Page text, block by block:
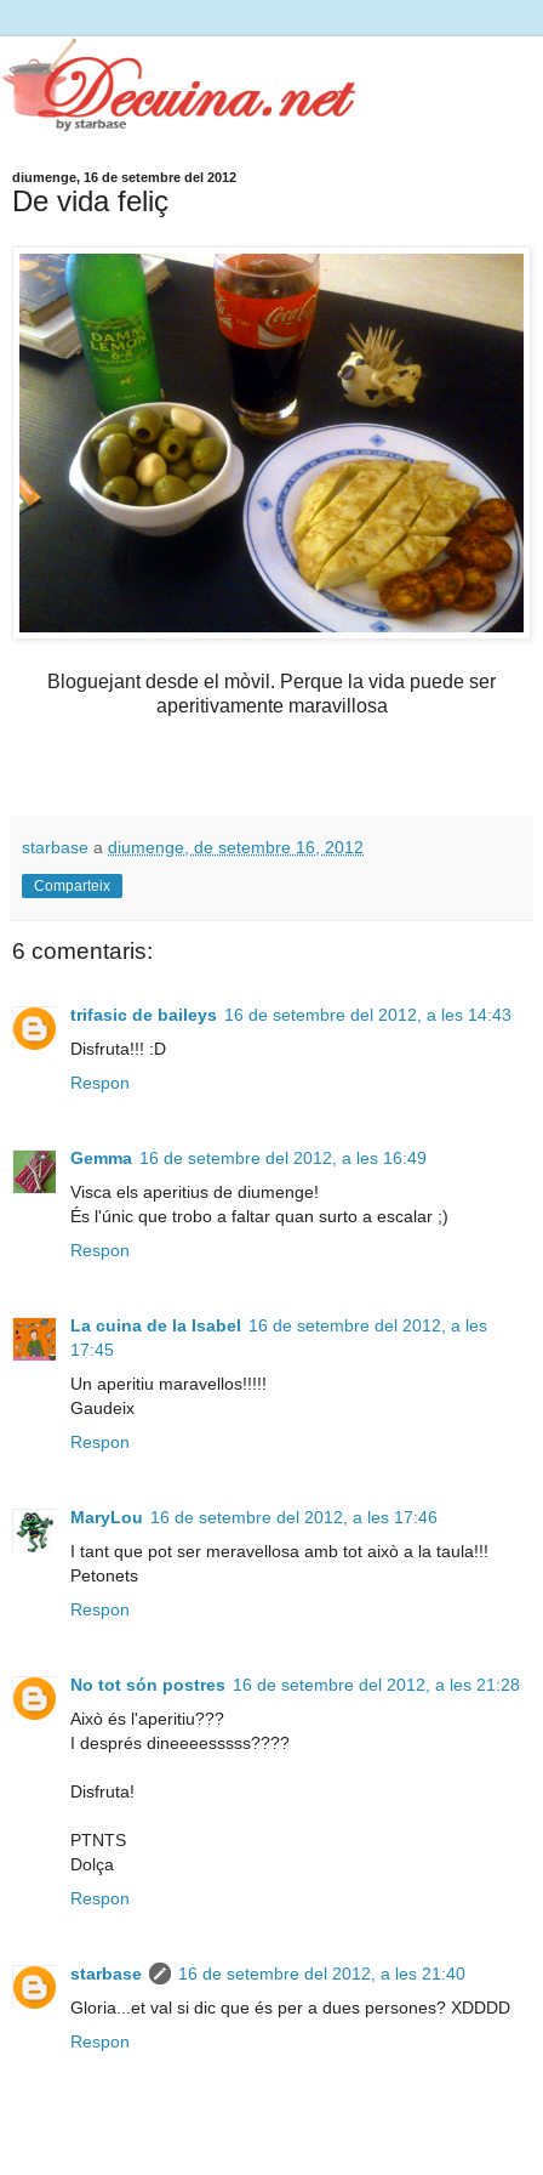
diumenge, 16 de setembre del 2012
De vida feliç
Bloguejant desde el mòvil. Perque la vida puede ser
aperitivamente maravillosa
starbase a diumenge, de setembre 16, 2012
Comparteix
6 comentaris:
trifasic de baileys 16 de setembre del 2012, a les 14:43
Disfruta!!! :D
Respon
Gemma 16 de setembre del 2012, a les 16:49
Visca els aperitius de diumenge!
És l'únic que trobo a faltar quan surto a escalar ;)
Respon
La cuina de la Isabel 16 de setembre del 2012, a les
17:45
Un aperitiu maravellos!!!!!
Gaudeix
Respon
MaryLou 16 de setembre del 2012, a les 17:46
I tant que pot ser meravellosa amb tot això a la taula!!!
Petonets
Respon
No tot són postres 16 de setembre del 2012, a les 21:28
Això és l'aperitiu???
I després dineeeesssss????
Disfruta!
PTNTS
Dolça
Respon
starbase
16 de setembre del 2012, a les 21:40
Gloria...et val si dic que és per a dues persones? XDDDD
Respon